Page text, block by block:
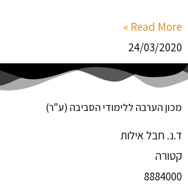
Read More »
24/03/2020
מכון הערבה ללימודי הסביבה (ע"ר)
ד.נ. חבל אילות
קטורה
8884000